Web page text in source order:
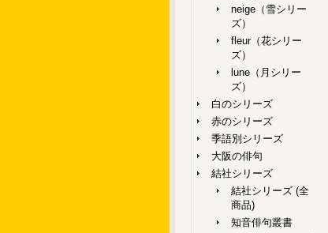
neige（雪シリー
ズ）
fleur（花シリー
ズ）
lune（月シリー
ズ）
白のシリーズ
赤のシリーズ
季語別シリーズ
大阪の俳句
結社シリーズ
結社シリーズ (全
商品)
知音俳句叢書